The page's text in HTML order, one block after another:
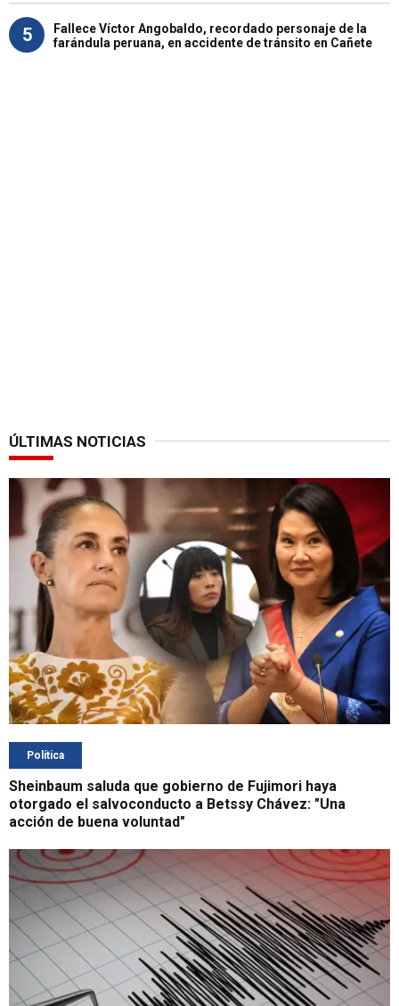
5
Fallece Víctor Angobaldo, recordado personaje de la
farándula peruana, en accidente de tránsito en Cañete
ÚLTIMAS NOTICIAS
Política
Sheinbaum saluda que gobierno de Fujimori haya
otorgado el salvoconducto a Betssy Chávez: "Una
acción de buena voluntad"